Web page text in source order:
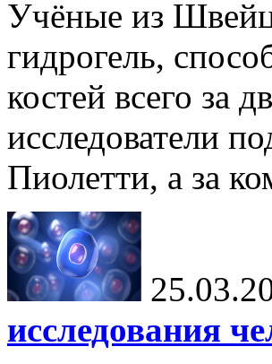
Учёные из
гидрогель,
костей всего за
исследователи
Пиолетти, а за
исследования